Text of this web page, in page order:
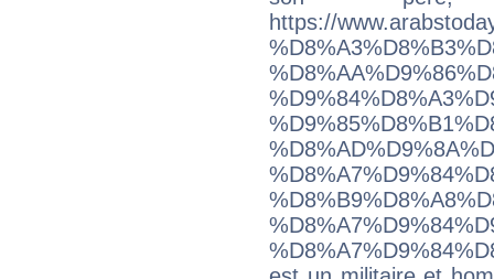
https://